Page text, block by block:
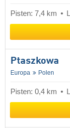
Pisten: 7,4 km
Ptaszkowa
Europa Polen
Pisten: 0,4 km